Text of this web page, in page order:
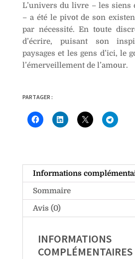
L’univers du livre – les siens
– a été le pivot de son
par nécessité. En toute
d’écrire, puisant son
paysages et les gens d’ici, le
l’émerveillement de l’amour.
PARTAGER :
Informations
Sommaire
Avis (0)
INFORMATIONS
COMPLÉMENTAIRES